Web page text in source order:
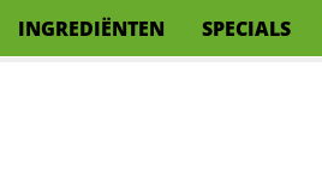
INGREDIËNTEN SPECIALS